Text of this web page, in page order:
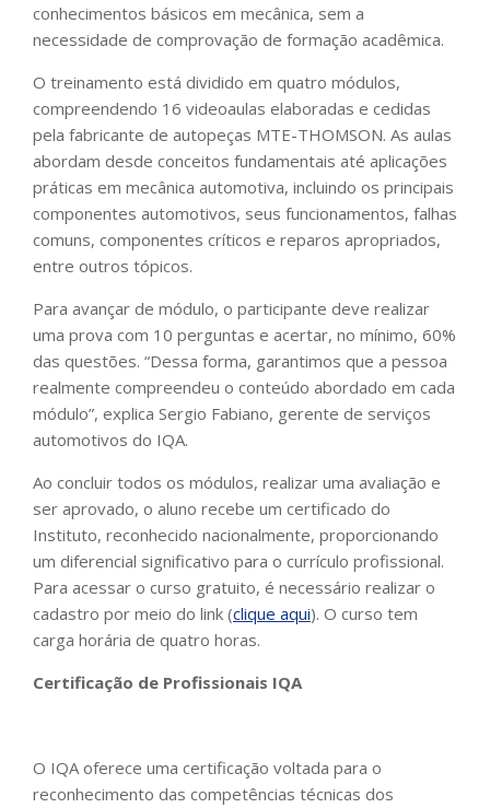
conhecimentos básicos em mecânica, sem a
necessidade de comprovação de formação acadêmica.
O treinamento está dividido em quatro módulos,
compreendendo 16 videoaulas elaboradas e cedidas
pela fabricante de autopeças MTE-THOMSON. As aulas
abordam desde conceitos fundamentais até aplicações
práticas em mecânica automotiva, incluindo os principais
componentes automotivos, seus funcionamentos, falhas
comuns, componentes críticos e reparos apropriados,
entre outros tópicos.
Para avançar de módulo, o participante deve realizar
uma prova com 10 perguntas e acertar, no mínimo, 60%
das questões. “Dessa forma, garantimos que a pessoa
realmente compreendeu o conteúdo abordado em cada
módulo”, explica Sergio Fabiano, gerente de serviços
automotivos do IQA.
Ao concluir todos os módulos, realizar uma avaliação e
ser aprovado, o aluno recebe um certificado do
Instituto, reconhecido nacionalmente, proporcionando
um diferencial significativo para o currículo profissional.
Para acessar o curso gratuito, é necessário realizar o
cadastro por meio do link (clique aqui). O curso tem
carga horária de quatro horas.
Certificação de Profissionais IQA
O IQA oferece uma certificação voltada para o
reconhecimento das competências técnicas dos